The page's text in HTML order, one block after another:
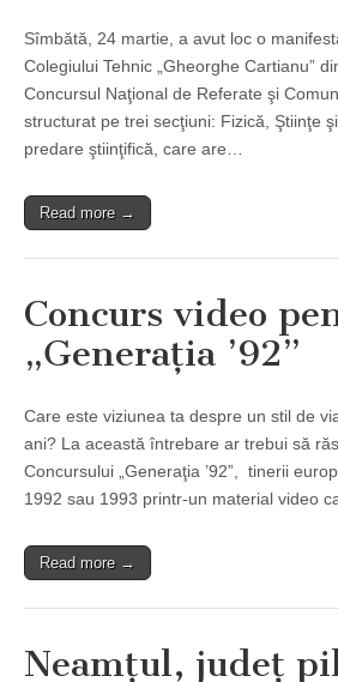
Sîmbătă, 24 martie, a avut loc o
Colegiului Tehnic „Gheorghe Cartianu”
Concursul Naţional de Referate şi
structurat pe trei secţiuni: Fizică, Ştiinţe
predare ştiinţifică, care are…
Read more →
Concurs video
„Generaţia ’92”
Care este viziunea ta despre un stil de
ani? La această întrebare ar trebui să
Concursului „Generaţia ’92”, tinerii
1992 sau 1993 printr-un material video
Read more →
Neamţul, judeţ